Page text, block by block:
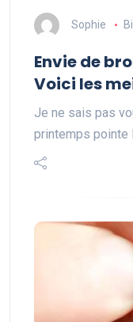
Sophie
Envie de
Voici les
Je ne sais pas
printemps pointe